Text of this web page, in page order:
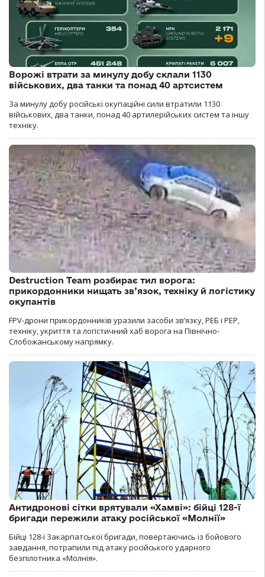
Ворожі втрати за минулу добу склали 1130
військових, два танки та понад 40 артсистем
За минулу добу російські окупаційні сили втратили 1130
військових, два танки, понад 40 артилерійських систем та іншу
техніку.
Destruction Team розбирає тил ворога:
прикордонники нищать зв’язок, техніку й логістику
окупантів
FPV-дрони прикордонників уразили засоби зв’язку, РЕБ і РЕР,
техніку, укриття та логістичний хаб ворога на Північно-
Слобожанському напрямку.
Антидронові сітки врятували «Хамві»: бійці 128-ї
бригади пережили атаку російської «Молнії»
Бійці 128-ї Закарпатської бригади, повертаючись із бойового
завдання, потрапили під атаку російського ударного
безпілотника «Молнія».